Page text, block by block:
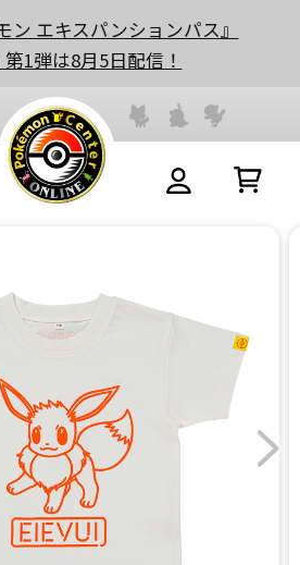
ン エキスパンションパス』
1弾は8月5日配信！